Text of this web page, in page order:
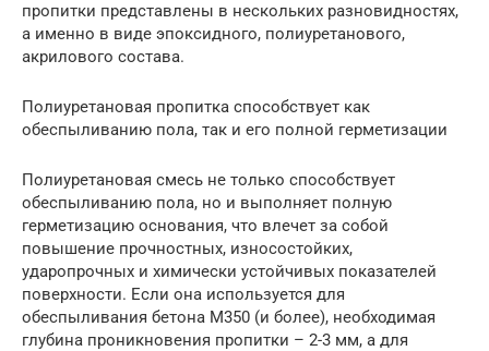
пропитки представлены в нескольких разновидностях,
а именно в виде эпоксидного, полиуретанового,
акрилового состава.
Полиуретановая пропитка способствует как
обеспыливанию пола, так и его полной герметизации
Полиуретановая смесь не только способствует
обеспыливанию пола, но и выполняет полную
герметизацию основания, что влечет за собой
повышение прочностных, износостойких,
ударопрочных и химически устойчивых показателей
поверхности. Если она используется для
обеспыливания бетона М350 (и более), необходимая
глубина проникновения пропитки – 2-3 мм, а для